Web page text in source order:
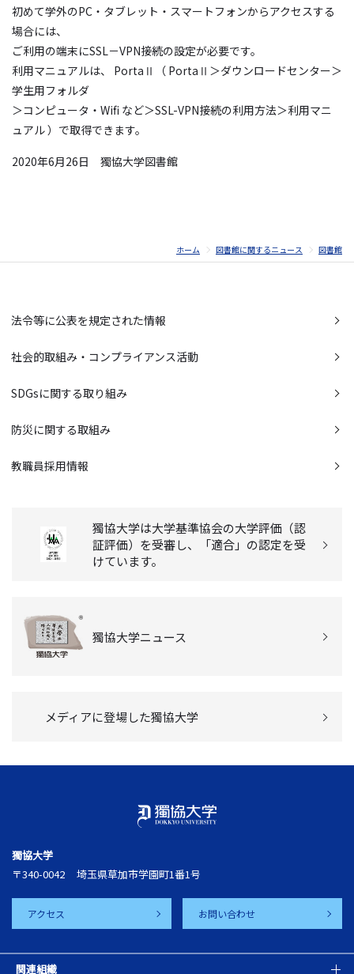
初めて学外のPC・タブレット・スマートフォンからアクセスする
場合には、
ご利用の端末にSSL－VPN接続の設定が必要です。
利用マニュアルは、 PortaⅡ（ PortaⅡ＞ダウンロードセンター＞
学生用フォルダ
＞コンピュータ・Wifi など＞SSL-VPN接続の利用方法＞利用マニ
ュアル ）で取得できます。
2020年6月26日 獨協大学図書館
ホーム 図書館に関するニュース 図書館
法令等に公表を規定された情報
社会的取組み・コンプライアンス活動
SDGsに関する取り組み
防災に関する取組み
教職員採用情報
獨協大学は大学基準協会の大学評価（認
証評価）を受審し、「適合」の認定を受
けています。
獨協大学ニュース
メディアに登場した獨協大学
獨協大学
〒340-0042
埼玉県草加市学園町1番1号
アクセス お問い合わせ
関連組織